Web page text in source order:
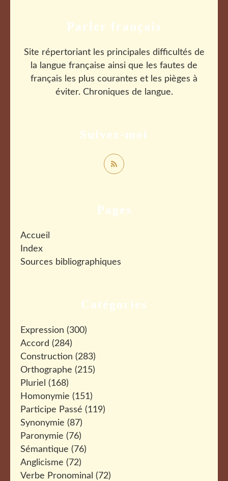
Catégories
Expression (300)
Accord (284)
Construction (283)
Orthographe (215)
Pluriel (168)
Homonymie (151)
Participe Passé (119)
Synonymie (87)
Paronymie (76)
Sémantique (76)
Anglicisme (72)
Verbe Pronominal (72)
Pages
Accueil
Index
Sources bibliographiques
Suivez-moi
Parler français
Site répertoriant les principales difficultés de
la langue française ainsi que les fautes de
français les plus courantes et les pièges à
éviter. Chroniques de langue.